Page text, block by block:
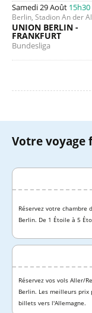
Samedi 29 Août 15h30
Berlin, Stadion An der
UNION BERLIN -
FRANKFURT
Bundesliga
Votre voyage
Réservez votre chambre
Berlin. De 1 Étoile à 5
Réservez vos vols Aller/
Berlin. Les meilleurs prix
billets vers l'Allemagne.